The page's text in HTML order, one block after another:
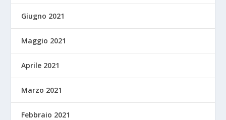
Giugno 2021
Maggio 2021
Aprile 2021
Marzo 2021
Febbraio 2021